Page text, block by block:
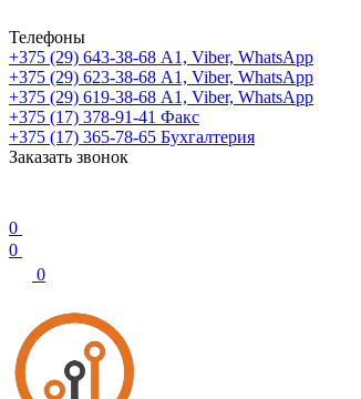
Телефоны
+375 (29) 643-38-68 А1, Viber, WhatsApp
+375 (29) 623-38-68 А1, Viber, WhatsApp
+375 (29) 619-38-68 А1, Viber, WhatsApp
+375 (17) 378-91-41 Факс
+375 (17) 365-78-65 Бухгалтерия
Заказать звонок
0
0
0